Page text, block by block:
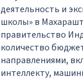
деятельность и
школы» в
правительство
количество
направлениями,
интеллекту,